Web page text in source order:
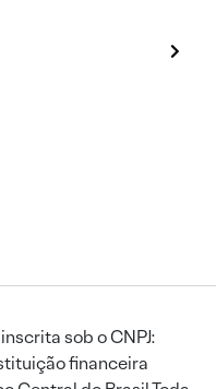
sob o CNPJ:
financeira